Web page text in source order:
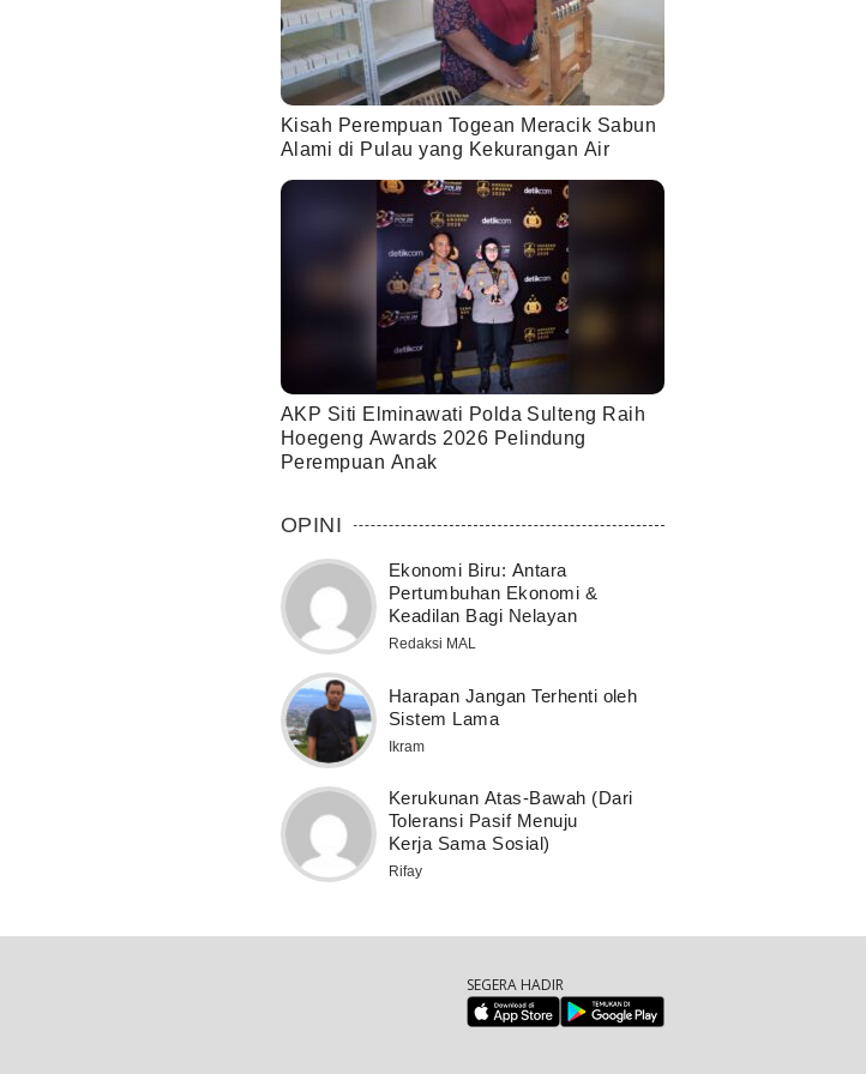
Kisah Perempuan Togean Meracik Sabun
Alami di Pulau yang Kekurangan Air
AKP Siti Elminawati Polda Sulteng Raih
Hoegeng Awards 2026 Pelindung
Perempuan Anak
OPINI
Ekonomi Biru: Antara
Pertumbuhan Ekonomi &
Keadilan Bagi Nelayan
Redaksi MAL
Harapan Jangan Terhenti oleh
Sistem Lama
Ikram
Kerukunan Atas-Bawah (Dari
Toleransi Pasif Menuju
Kerja Sama Sosial)
Rifay
SEGERA HADIR